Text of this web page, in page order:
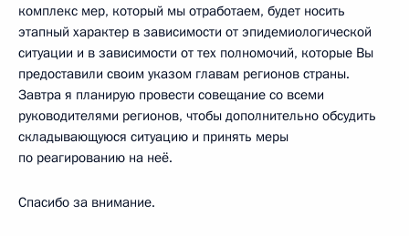
комплекс мер, который мы отработаем, будет носить
этапный характер в зависимости от эпидемиологической
ситуации и в зависимости от тех полномочий, которые Вы
предоставили своим указом главам регионов страны.
Завтра я планирую провести совещание со всеми
руководителями регионов, чтобы дополнительно обсудить
складывающуюся ситуацию и принять меры
по реагированию на неё.
Спасибо за внимание.